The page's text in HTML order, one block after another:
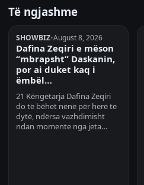
Të ngjashme
SHOWBIZ•August 8, 2026
Dafina Zeqiri e mëson
“mbrapsht” Daskanin,
por ai duket kaq i
ëmbël…
21 Këngëtarja Dafina Zeqiri
do të bëhet nënë për herë të
dytë, ndërsa vazhdimisht
ndan momente nga jeta…